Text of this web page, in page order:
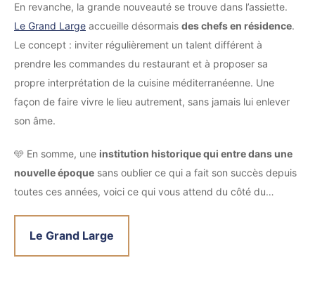
En revanche, la grande nouveauté se trouve dans l’assiette.
Le Grand Large accueille désormais des chefs en résidence.
Le concept : inviter régulièrement un talent différent à
prendre les commandes du restaurant et à proposer sa
propre interprétation de la cuisine méditerranéenne. Une
façon de faire vivre le lieu autrement, sans jamais lui enlever
son âme.
🩵 En somme, une institution historique qui entre dans une
nouvelle époque sans oublier ce qui a fait son succès depuis
toutes ces années, voici ce qui vous attend du côté du…
Le Grand Large